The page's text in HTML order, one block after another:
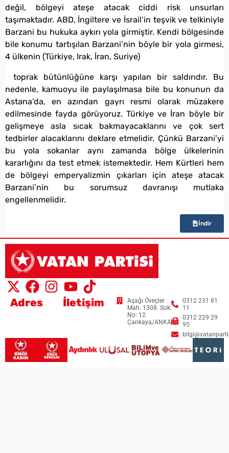
değil, bölgeyi ateşe atacak ciddi risk unsurları
taşımaktadır. ABD, İngiltere ve İsrail’in teşvik ve telkiniyle
Barzani bu hukuka aykırı yola girmiştir. Kendi bölgesinde
bile konumu tartışılan Barzani’nin böyle bir yola girmesi,
4 ülkenin (Türkiye, Irak, İran, Suriye)
toprak bütünlüğüne karşı yapılan bir saldırıdır. Bu
nedenle, kamuoyu ile paylaşılmasa bile bu konunun da
Astana’da, en azından gayrı resmi olarak müzakere
edilmesinde fayda görüyoruz. Türkiye ve İran böyle bir
gelişmeye asla sıcak bakmayacaklarını ve çok sert
tedbirler alacaklarını deklare etmelidir. Çünkü Barzani’yi
bu yola sokanlar aynı zamanda bölge ülkelerinin
kararlığını da test etmek istemektedir. Hem Kürtleri hem
de bölgeyi emperyalizmin çıkarları için ateşe atacak
Barzani’nin bu sorumsuz davranışı mutlaka
engellenmelidir.
İndir
Adres
Aşağı Öveçler
Mah. 1308. Sok.
No: 12
Çankaya/ANKARA
İletişim
0312 231 81
11
0312 229 29
95